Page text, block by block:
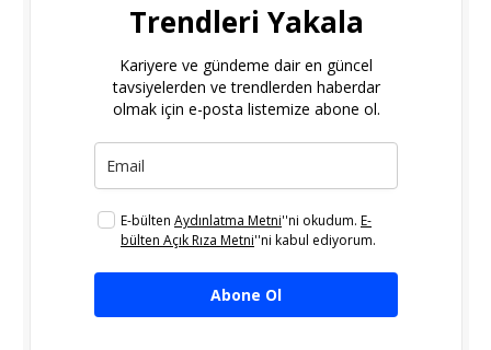
Trendleri Yakala
Kariyere ve gündeme dair en güncel
tavsiyelerden ve trendlerden haberdar
olmak için e-posta listemize abone ol.
E-bülten Aydınlatma Metni''ni okudum. E-
bülten Açık Rıza Metni''ni kabul ediyorum.
Abone Ol